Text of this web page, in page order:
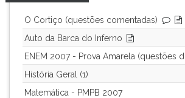
O Cortiço (questões comentadas)
Auto da Barca do Inferno
ENEM 2007 - Prova Amarela (questões d...
História Geral (1)
Matemática - PMPB 2007